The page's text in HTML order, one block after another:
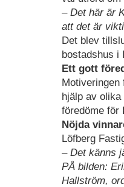
–Det här är
att det är
Det blev
bostadshus i
Ett gott
Motiveringen
hjälp av
föredöme för
Nöjda
Löfberg
–Det känns
PÅ bilden:
Hallström,